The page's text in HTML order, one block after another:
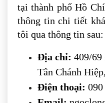
tại thành phố Hồ
thông tin chi tiết
tôi qua thông tin sau:
Địa chỉ: 409/
Tân Chánh
Điện thoại: